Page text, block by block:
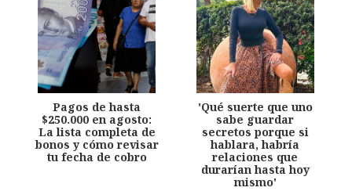
Pagos de hasta
$250.000 en agosto:
La lista completa de
bonos y cómo revisar
tu fecha de cobro
'Qué suerte que uno
sabe guardar
secretos porque si
hablara, habría
relaciones que
durarían hasta hoy
mismo'